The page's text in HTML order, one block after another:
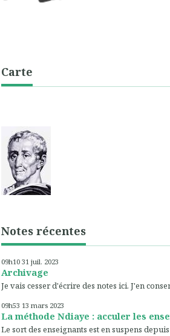
Carte
Notes récentes
09h10 31 juil. 2023
Archivage
Je vais cesser d'écrire des notes ici. J'en
09h53 13 mars 2023
La méthode Ndiaye : acculer les
Le sort des enseignants est en suspens